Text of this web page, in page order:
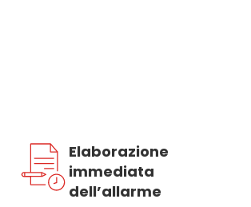
Elaborazione
immediata
dell’allarme